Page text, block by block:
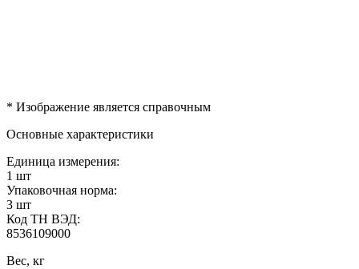
* Изображение является справочным
Основные характеристики
Единица измерения:
1 шт
Упаковочная норма:
3 шт
Код ТН ВЭД:
8536109000
Вес, кг